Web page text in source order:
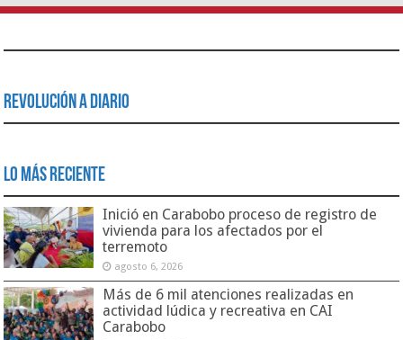
Revolución a Diario
Lo Más Reciente
Inició en Carabobo proceso de registro de
vivienda para los afectados por el
terremoto
agosto 6, 2026
Más de 6 mil atenciones realizadas en
actividad lúdica y recreativa en CAI
Carabobo